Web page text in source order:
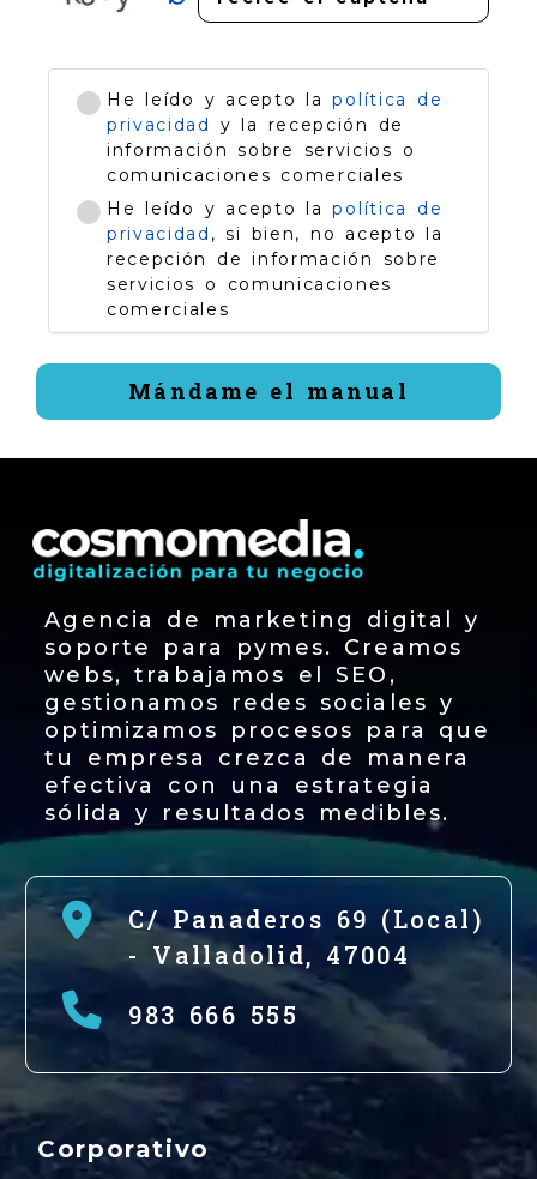
He leído y acepto lapolítica de
privacidad
y la recepción de
información sobre servicios o
comunicaciones comerciales
He leído y acepto lapolítica de
privacidad , si bien, no acepto la
recepción de información sobre
servicios o comunicaciones
comerciales
Mándame el manual
Agencia de marketing digital y
soporte para pymes. Creamos
webs, trabajamos el SEO,
gestionamos redes sociales y
optimizamos procesos para que
tu empresa crezca de manera
efectiva con una estrategia
sólida y resultados medibles.
C/ Panaderos 69 (Local)
- Valladolid, 47004
983 666 555
Corporativo